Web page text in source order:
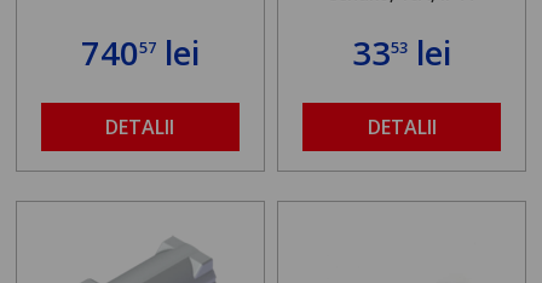
74057lei
DETALII
3353 lei
DETALII